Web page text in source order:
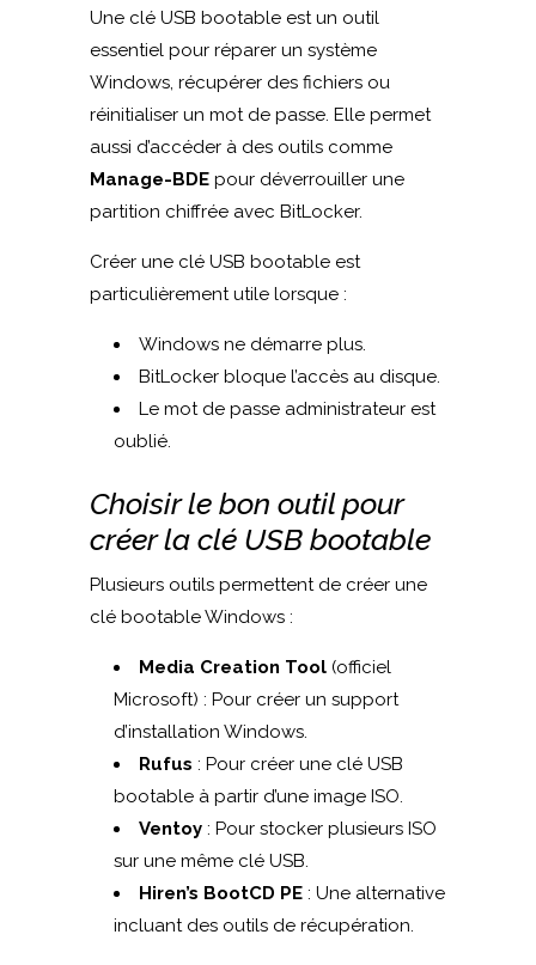
Une clé USB bootable est un outil
essentiel pour réparer un système
Windows, récupérer des fichiers ou
réinitialiser un mot de passe. Elle permet
aussi d’accéder à des outils comme
Manage-BDEpour déverrouiller une
partition chiffrée avec BitLocker.
Créer une clé USB bootable est
particulièrement utile lorsque :
Windows ne démarre plus.
BitLocker bloque l’accès au disque.
Le mot de passe administrateur est
oublié.
Choisir le bon outil pour
créer la clé USB bootable
Plusieurs outils permettent de créer une
clé bootable Windows :
Media Creation Tool(officiel
Microsoft) : Pour créer un support
d’installation Windows.
Rufus : Pour créer une clé USB
bootable à partir d’une image ISO.
Ventoy: Pour stocker plusieurs ISO
sur une même clé USB.
Hiren’s BootCD PE: Une alternative
incluant des outils de récupération.